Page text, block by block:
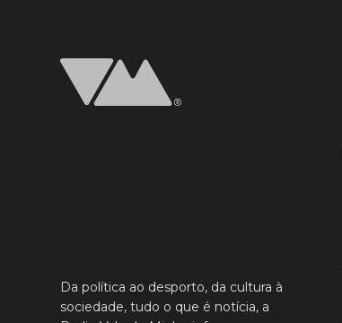
Da política ao desporto, da cultura à
sociedade, tudo o que é notícia, a